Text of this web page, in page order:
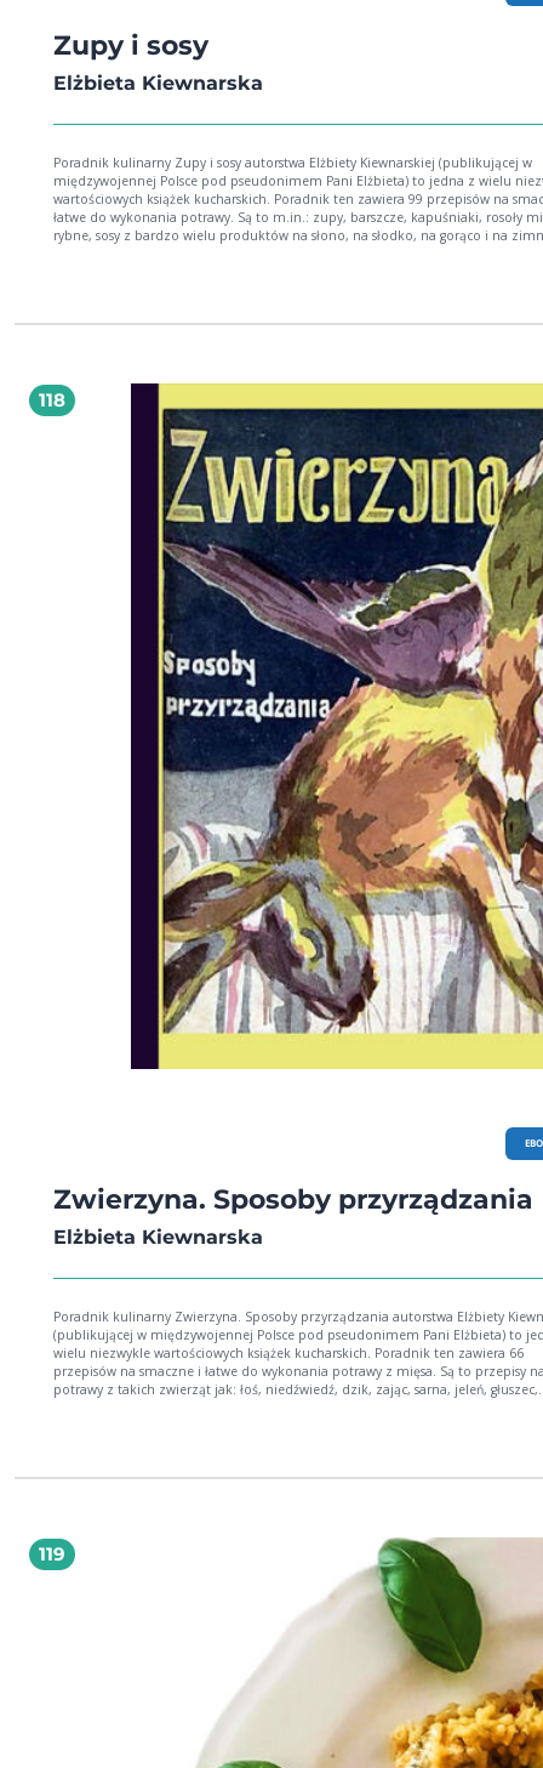
Zupy i sosy
Elżbieta Kiewnarska
Poradnik kulinarny Zupy i sosy autorstwa Elżbiety Kiewnarskiej (publikującej w
międzywojennej Polsce pod pseudonimem Pani Elżbieta) to jedna z wielu
wartościowych książek kucharskich. Poradnik ten zawiera 99 przepisów na
łatwe do wykonania potrawy. Są to m.in.: zupy, barszcze, kapuśniaki, rosoły
rybne, sosy z bardzo wielu produktów na słono, na słodko, na gorąco i na
118
Zwierzyna. Sposoby przyrządzania
Elżbieta Kiewnarska
Poradnik kulinarny Zwierzyna. Sposoby przyrządzania autorstwa Elżbiety
(publikującej w międzywojennej Polsce pod pseudonimem Pani Elżbieta) to
wielu niezwykle wartościowych książek kucharskich. Poradnik ten zawiera 66
przepisów na smaczne i łatwe do wykonania potrawy z mięsa. Są to przepisy
potrawy z takich zwierząt jak: łoś, niedźwiedź, dzik, zając, sarna, jeleń, głuszec,
119